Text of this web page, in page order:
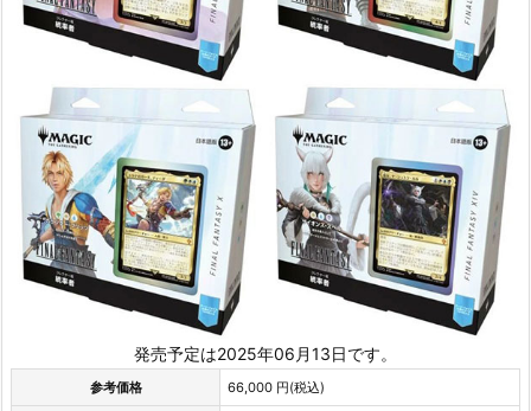
発売予定は2025年06月13日です。
参考価格 66,000 円(税込)